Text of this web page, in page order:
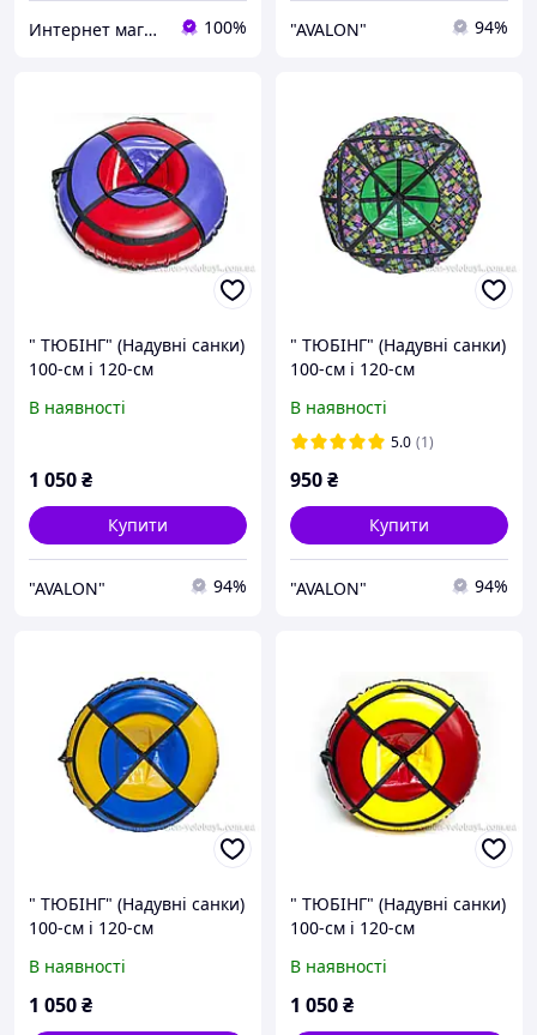
Интернет магазин Extrime.as 100% "AVALON" 94%
" TЮБІНГ" (Надувні санки)
100-см і 120-см
В наявності
1 050₴
Купити
"AVALON" 94%
" TЮБІНГ" (Надувні санки)
100-см і 120-см
В наявності
5.0 (1)
950₴
Купити
"AVALON" 94%
" TЮБІНГ" (Надувні санки)
100-см і 120-см
В наявності
1 050₴
" TЮБІНГ" (Надувні санки)
100-см і 120-см
В наявності
1 050₴